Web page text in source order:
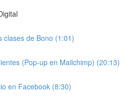
clases de Bono (1:01)
(Pop-up en Mailchimp) (20:13)
en Facebook (8:30)